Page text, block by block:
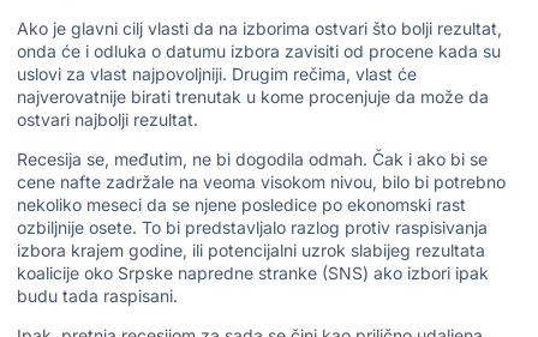
Ako je glavni cilj vlasti da na izborima ostvari što bolji rezultat,
onda će i odluka o datumu izbora zavisiti od procene kada su
uslovi za vlast najpovoljniji. Drugim rečima, vlast će
najverovatnije birati trenutak u kome procenjuje da može da
ostvari najbolji rezultat.
Recesija se, međutim, ne bi dogodila odmah. Čak i ako bi se
cene nafte zadržale na veoma visokom nivou, bilo bi potrebno
nekoliko meseci da se njene posledice po ekonomski rast
ozbiljnije osete. To bi predstavljalo razlog protiv raspisivanja
izbora krajem godine, ili potencijalni uzrok slabijeg rezultata
koalicije oko Srpske napredne stranke (SNS) ako izbori ipak
budu tada raspisani.